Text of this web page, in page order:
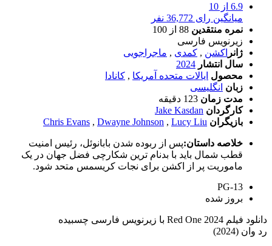
6.9 از 10
میانگین رای 36,772 نفر
نمره منتقدین 88 از 100
زیرنویس فارسی
ژانر اکشن , کمدی , ماجراجویی
سال انتشار 2024
محصول ایالات متحده آمریکا , کانادا
زبان انگلیسی
مدت زمان 123 دقیقه
کارگردان Jake Kasdan
بازیگران
Chris Evans , Dwayne Johnson , Lucy Liu
خلاصه داستان:پس از ربوده شدن بابانوئل، رئیس امنیت
قطب شمال باید با بدنام ترین شکارچی فضل جهان در یک
ماموریت پر از اکشن برای نجات کریسمس متحد شود.
PG-13
بروز‌ شده
دانلود فیلم Red One 2024 با زیرنویس فارسی چسبیده
رد وان (2024)